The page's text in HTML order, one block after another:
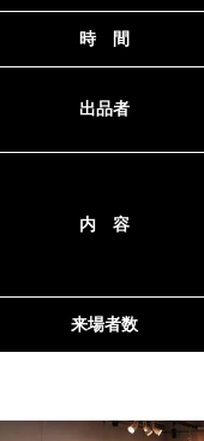
時 間
出品者
内 容
来場者数